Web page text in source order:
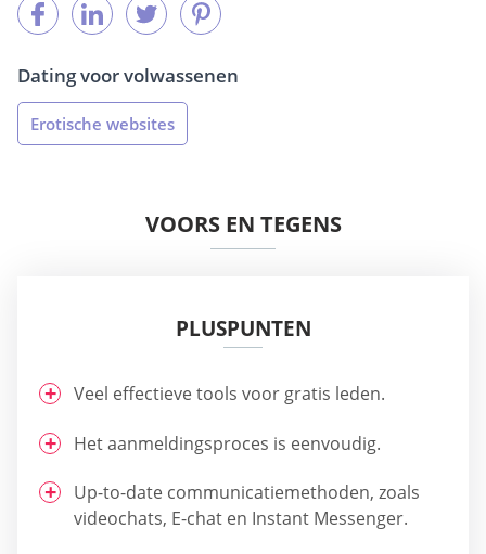
Dating voor volwassenen
Erotische websites
VOORS EN TEGENS
PLUSPUNTEN
Veel effectieve tools voor gratis leden.
Het aanmeldingsproces is eenvoudig.
Up-to-date communicatiemethoden, zoals
videochats, E-chat en Instant Messenger.